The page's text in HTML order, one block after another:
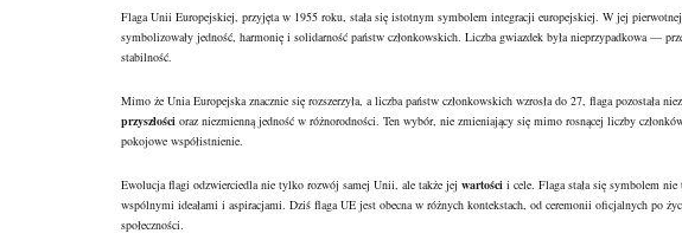
Flaga Unii Europejskiej, przyjęta w 1955 roku, stała się istotnym symbolem integracji europejskiej. W jej
symbolizowały jedność, harmonię i solidarność państw członkowskich. Liczba gwiazdek była nieprzypadkowa —
stabilność.
Mimo że Unia Europejska znacznie się rozszerzyła, a liczba państw członkowskich wzrosła do 27, flaga pozostała
przyszłości oraz niezmienną jedność w różnorodności. Ten wybór, nie zmieniający się mimo rosnącej liczby
pokojowe współistnienie.
Ewolucja flagi odzwierciedla nie tylko rozwój samej Unii, ale także jej wartości i cele. Flaga stała się symbolem
wspólnymi ideałami i aspiracjami. Dziś flaga UE jest obecna w różnych kontekstach, od ceremonii oficjalnych po
społeczności.